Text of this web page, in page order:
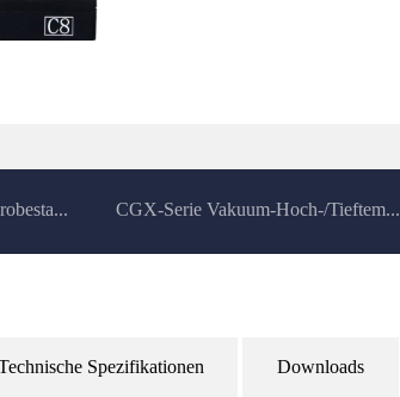
CGX-Serie Vakuum-Hoch-/Tieftem...
Spezifikationen Downloads